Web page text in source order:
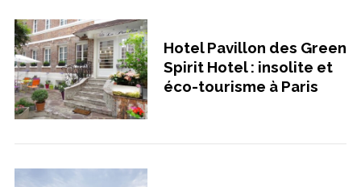
Hotel Pavillon des Green
Spirit Hotel : insolite et
éco-tourisme à Paris